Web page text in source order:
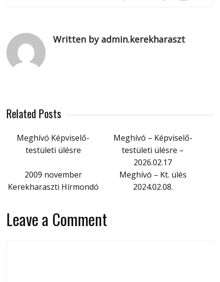
Written by admin.kerekharaszt
Related Posts
Meghívó Képviselő-
testületi ülésre
Meghívó – Képviselő-
testületi ülésre –
2026.02.17
2009 november
Kerekharaszti Hírmondó
Meghívó – Kt. ülés
2024.02.08.
Leave a Comment